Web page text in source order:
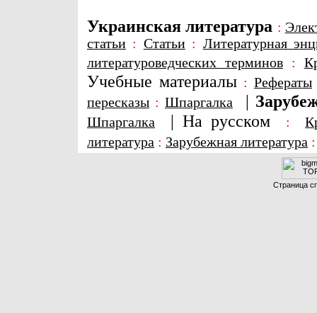
Украинская литература :
статьи : Статьи: Литературная
литературоведческих терминов:
Учебные материалы : Рефераты
пересказы : Шпаргалка |
Шпаргалка | На русском :
литература : Зарубежная литература
Страница